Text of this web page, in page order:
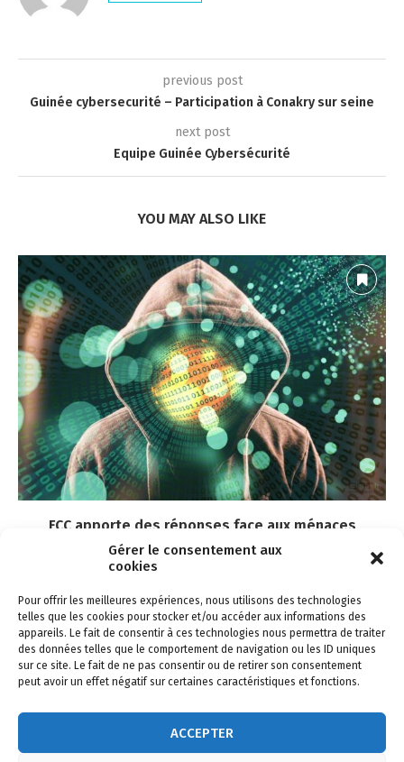
Gérer le consentement aux
cookies
Pour offrir les meilleures expériences, nous utilisons des technologies
telles que les cookies pour stocker et/ou accéder aux informations des
appareils. Le fait de consentir à ces technologies nous permettra de traiter
des données telles que le comportement de navigation ou les ID uniques
sur ce site. Le fait de ne pas consentir ou de retirer son consentement
peut avoir un effet négatif sur certaines caractéristiques et fonctions.
ACCEPTER
previous post
Guinée cybersecurité – Participation à Conakry sur seine
next post
Equipe Guinée Cybersécurité
YOU MAY ALSO LIKE
FCC apporte des réponses face aux ménaces
cybersécurité...
18 novembre 2022